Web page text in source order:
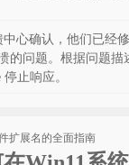
心确认，他们已经
的问题。根据问题
止响应。